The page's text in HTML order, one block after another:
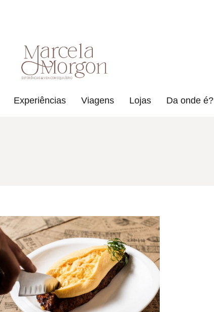
Experiências Viagens Lojas Da onde é?